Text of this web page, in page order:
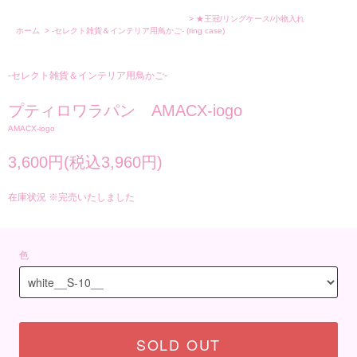
ホーム > -セレクト雑貨＆インテリア用鳥かご-
> ★王冠/リングケース/小物入れ
(ring case)
-セレクト雑貨＆インテリア用鳥かご-
プティロワラパン AMACX-iogo
AMACX-iogo
3,600円(税込3,960円)
在庫状況 ※完売いたしました
色
SOLD OUT